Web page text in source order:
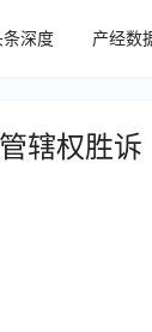
条深度 产经数
辖权胜诉